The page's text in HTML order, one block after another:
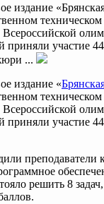
издание
Всероссийской
участие 44
...
издание «
Всероссийской
участие 44
преподаватели
решить 8